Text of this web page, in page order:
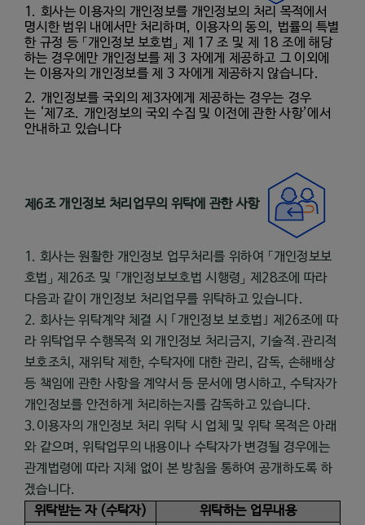
1. 회사는 이용자의 개인정보를 개인정보의 처리 목적에서
명시한 범위 내에서만 처리하며 , 이용자의 동의 , 법률의 특별
한 규정 등 「개인정보 보호법」 제
17조 및 제 18조에 해당
하는 경우에만 개인정보를 제 3 자에게 제공하고 그 이외에
는 이용자의 개인정보를 제 3자에게 제공하지 않습니다.
2. 개인정보를 국외의 제 3자에게 제공하는 경우는 경우
는 ‘제 7조. 개인정보의 국외 수집 및 이전에 관한 사항’에서
안내하고 있습니다
제6조 개인정보 처리업무의 위탁에 관한 사항
1. 회사는 원활한 개인정보 업무처리를 위하여 「개인정보보
호법」 제26조 및 「개인정보보호법 시행령」 제28조에 따라
다음과 같이 개인정보 처리업무를 위탁하고 있습니다.
2. 회사는 위탁계약 체결 시 ｢개인정보 보호법｣ 제26조에 따
라 위탁업무 수행목적 외 개인정보 처리금지, 기술적․관리적
보호조치, 재위탁 제한, 수탁자에 대한 관리, 감독, 손해배상
등 책임에 관한 사항을 계약서 등 문서에 명시하고, 수탁자가
개인정보를 안전하게 처리하는지를 감독하고 있습니다.
3.이용자의 개인정보 처리 위탁 시 업체 및 위탁 목적은 아래
와 같으며, 위탁업무의 내용이나 수탁자가 변경될 경우에는
관계법령에 따라 지체 없이 본 방침을 통하여 공개하도록 하
겠습니다.
위탁받는 자(수탁자)
위탁하는 업무내용